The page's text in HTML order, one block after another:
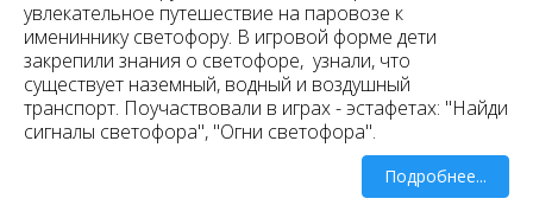
увлекательное путешествие на паровозе к
имениннику светофору. В игровой форме дети
закрепили знания о светофоре, узнали, что
существует наземный, водный и воздушный
транспорт. Поучаствовали в играх - эстафетах: "Найди
сигналы светофора", "Огни светофора".
Подробнее...